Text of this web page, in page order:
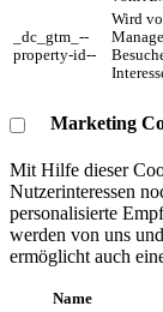
_dc_gtm_--
property-id--
Wird
Marketing
Mit Hilfe dieser
Nutzerinteressen
personalisierte
werden von uns
ermöglicht auch
Name